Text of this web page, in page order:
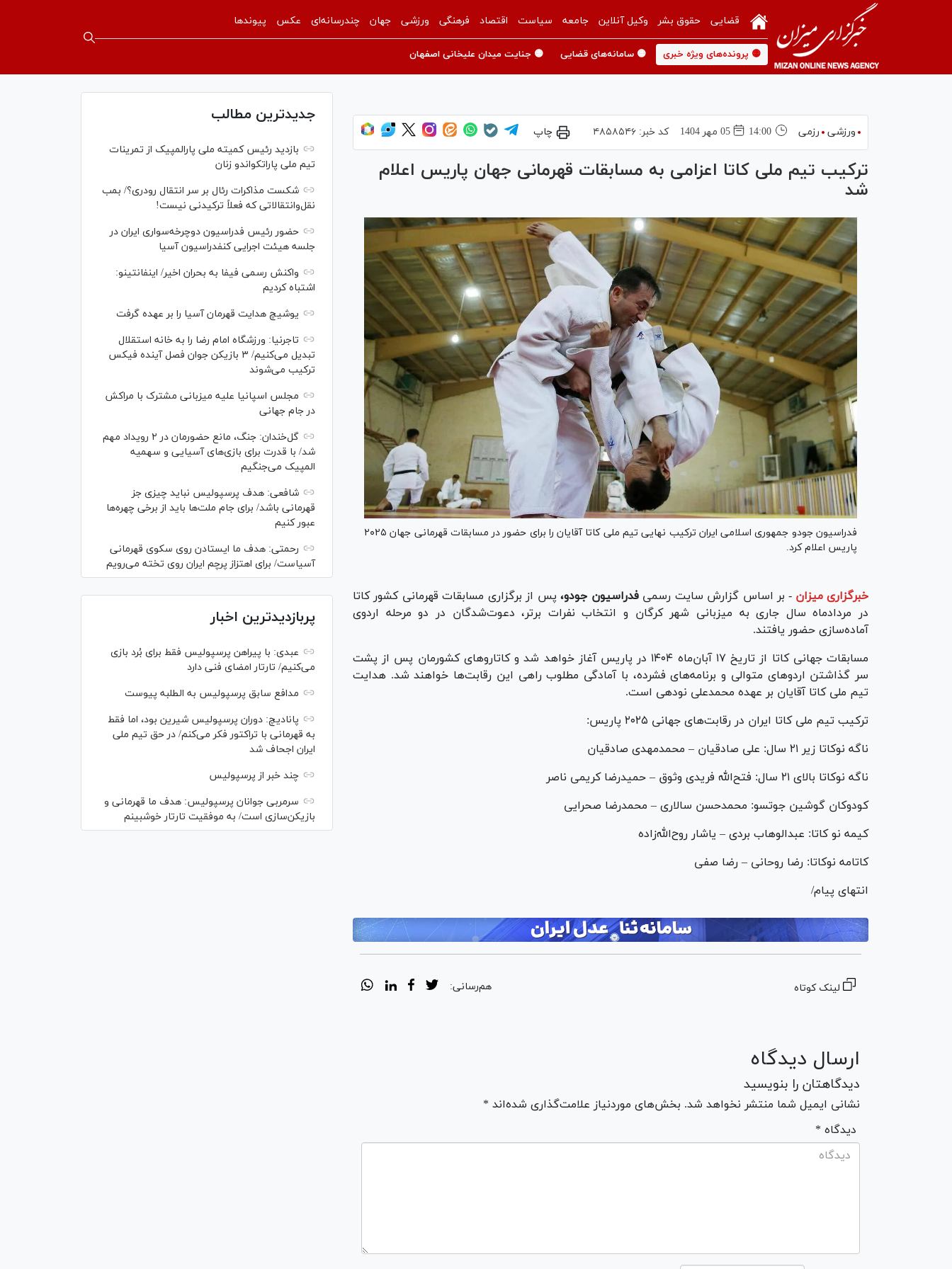
قضایی حقوق بشر وکیل آنلاین جامعه سیاست اقتصاد فرهنگی ورزشی جهان چندرسانه‌ای عکس پیوندها
🟡 پرونده‌های ویژه خبری 🟡 سامانه‌های قضایی 🟡 جنایت میدان علیخانی اصفهان
ورزشی رزمی 14:00 05 مهر 1404 کد خبر: ۴۸۵۸۵۴۶ چاپ
ترکیب تیم ملی کاتا اعزامی به مسابقات قهرمانی جهان پاریس اعلام
شد
فدراسیون جودو جمهوری اسلامی ایران ترکیب نهایی تیم ملی کاتا آقایان را برای حضور در مسابقات قهرمانی جهان ۲۰۲۵
پاریس اعلام کرد.
خبرگزاری میزان - بر اساس گزارش سایت رسمیفدراسیون جودو،پس از برگزاری مسابقات قهرمانی کشور کاتا
در مردادماه سال جاری به میزبانی شهر کرگان و انتخاب نفرات برتر، دعوت‌شدگان در دو مرحله اردوی
آماده‌سازی حضور یافتند.
مسابقات جهانی کاتا از تاریخ ۱۷ آبان‌ماه ۱۴۰۴ در پاریس آغاز خواهد شد و کاتارو‌های کشورمان پس از پشت
سر گذاشتن اردو‌های متوالی و برنامه‌های فشرده، با آمادگی مطلوب راهی این رقابت‌ها خواهند شد. هدایت
تیم ملی کاتا آقایان بر عهده محمدعلی نودهی است.
ترکیب تیم ملی کاتا ایران در رقابت‌های جهانی ۲۰۲۵ پاریس:
ناگه نوکاتا زیر ۲۱ سال: علی صادقیان – محمدمهدی صادقیان
ناگه نوکاتا بالای ۲۱ سال: فتح‌الله فریدی وثوق – حمیدرضا کریمی ناصر
کودوکان گوشین جوتسو: محمدحسن سالاری – محمدرضا صحرایی
کیمه نو کاتا: عبدالوهاب بردی – یاشار روح‌الله‌زاده
کاتامه نوکاتا: رضا روحانی – رضا صفی
انتهای پیام/
لینک کوتاه هم‌رسانی:
ارسال دیدگاه
دیدگاهتان را بنویسید
نشانی ایمیل شما منتشر نخواهد شد. بخش‌های موردنیاز علامت‌گذاری شده‌اند *
* دیدگاه
جدیدترین مطالب
بازدید رئیس کمیته ملی پارالمپیک از تمرینات
تیم ملی پاراتکواندو زنان
شکست مذاکرات رئال بر سر انتقال رودری؟/ بمب
نقل‌وانتقالاتی که فعلاً ترکیدنی نیست!
حضور رئیس فدراسیون دوچرخه‌سواری ایران در
جلسه هیئت اجرایی کنفدراسیون آسیا
واکنش رسمی فیفا به بحران اخیر/ اینفانتینو:
اشتباه کردیم
یوشیچ هدایت قهرمان آسیا را بر عهده گرفت
تاجرنیا: ورزشگاه امام رضا را به خانه استقلال
تبدیل می‌کنیم/ ۳ بازیکن جوان فصل آینده فیکس
ترکیب می‌شوند
مجلس اسپانیا علیه میزبانی مشترک با مراکش
در جام جهانی
گل‌خندان: جنگ، مانع حضورمان در ۲ رویداد مهم
شد/ با قدرت برای بازی‌های آسیایی و سهمیه
المپیک می‌جنگیم
شافعی: هدف پرسپولیس نباید چیزی جز
قهرمانی باشد/ برای جام ملت‌ها باید از برخی چهره‌ها
عبور کنیم
رحمتی: هدف ما ایستادن روی سکوی قهرمانی
آسیاست/ برای اهتزاز پرچم ایران روی تخته می‌رویم
پربازدیدترین اخبار
عبدی: با پیراهن پرسپولیس فقط برای بُرد بازی
می‌کنیم/ تارتار امضای فنی دارد
مدافع سابق پرسپولیس به الطلبه پیوست
پانادیچ: دوران پرسپولیس شیرین بود، اما فقط
به قهرمانی با تراکتور فکر می‌کنم/ در حق تیم ملی
ایران اجحاف شد
چند خبر از پرسپولیس
سرمربی جوانان پرسپولیس: هدف ما قهرمانی و
بازیکن‌سازی است/ به موفقیت تارتار خوشبینم